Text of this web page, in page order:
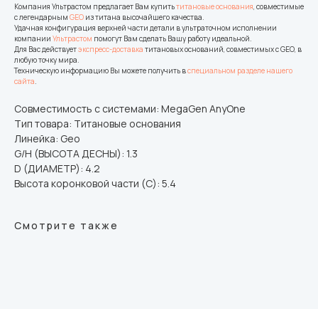
Компания Ультрастом предлагает Вам купитьтитановые основания, совместимые
с легендарным GEO из титана высочайшего качества.
Удачная конфигурация верхней части детали в ультраточном исполнении
компании Ультрастом помогут Вам сделать Вашу работу идеальной.
Для Вас действуетэкспресс-доставка титановых оснований, совместимых с GEO, в
любую точку мира.
Техническую информацию Вы можете получить вспециальном разделе нашего
сайта.
Совместимость с системами: MegaGen AnyOne
Тип товара: Титановые основания
Линейка: Geo
G/H (ВЫСОТА ДЕСНЫ): 1.3
D (ДИАМЕТР): 4.2
Высота коронковой части (C): 5.4
Смотрите также